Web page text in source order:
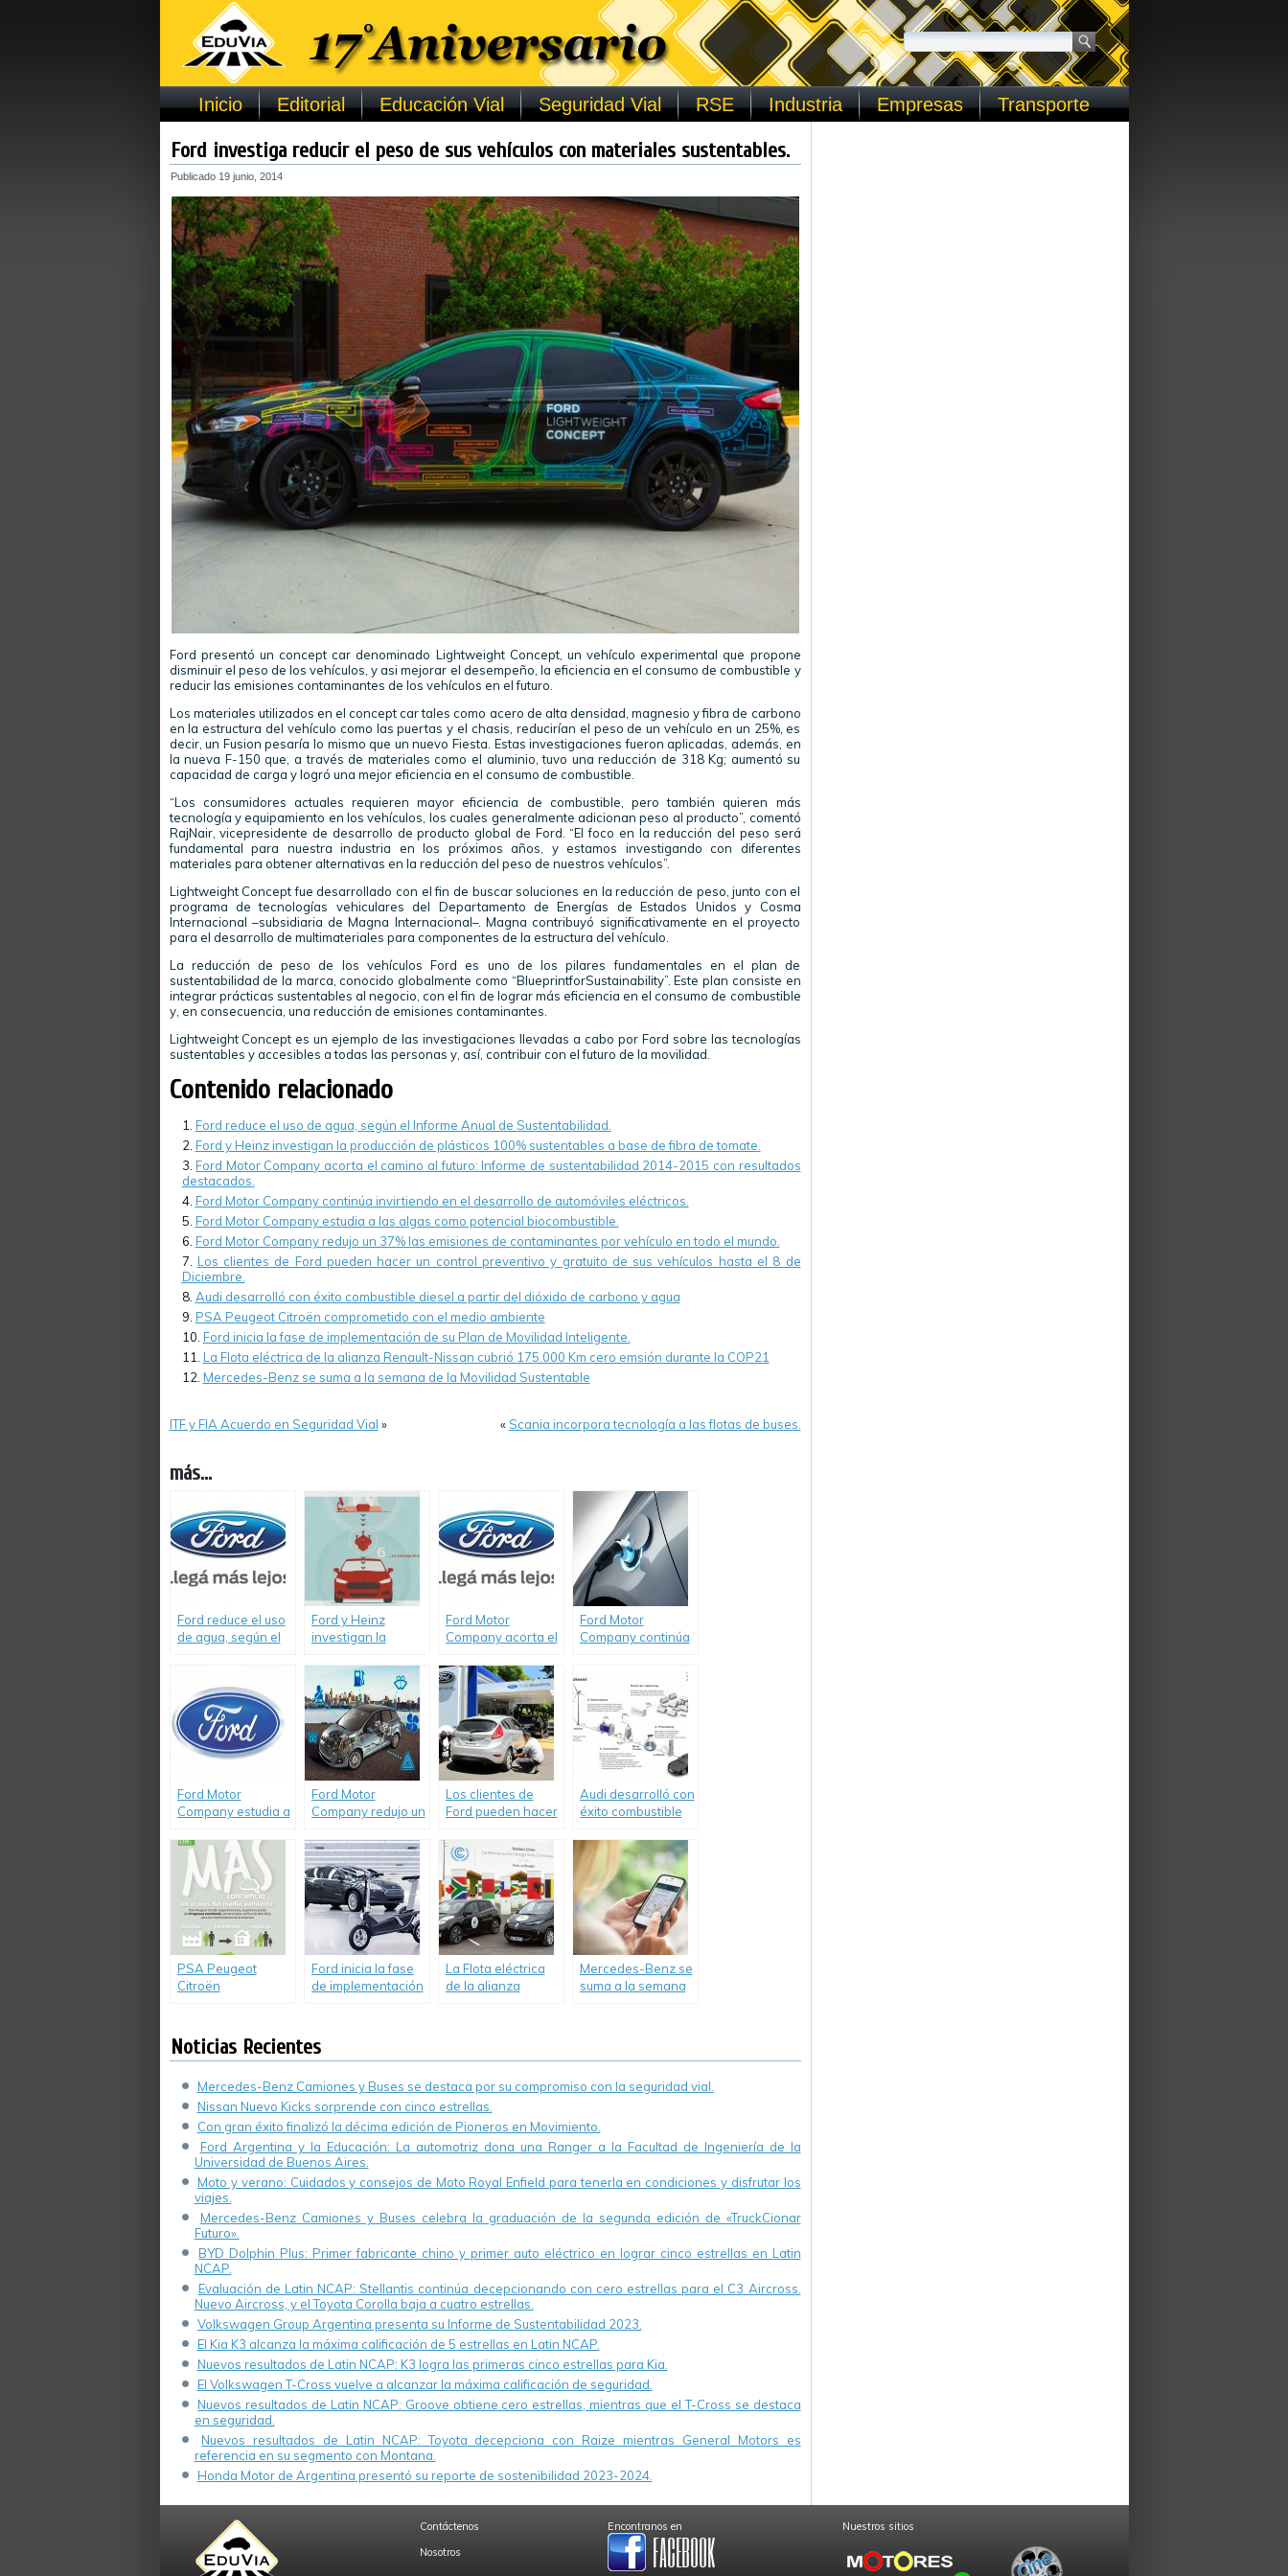
Inicio Editorial Educación Vial Seguridad Vial RSE Industria Empresas Transporte
Ford investiga reducir el peso de sus vehículos con materiales sustentables.
Publicado 19 junio, 2014
Ford presentó un concept car denominado Lightweight Concept, un vehículo experimental que propone
disminuir el peso de los vehículos, y asi mejorar el desempeño, la eficiencia en el consumo de combustible y
reducir las emisiones contaminantes de los vehículos en el futuro.
Los materiales utilizados en el concept car tales como acero de alta densidad, magnesio y fibra de carbono
en la estructura del vehículo como las puertas y el chasis, reducirían el peso de un vehículo en un 25%, es
decir, un Fusion pesaría lo mismo que un nuevo Fiesta. Estas investigaciones fueron aplicadas, además, en
la nueva F-150 que, a través de materiales como el aluminio, tuvo una reducción de 318 Kg; aumentó su
capacidad de carga y logró una mejor eficiencia en el consumo de combustible.
“Los consumidores actuales requieren mayor eficiencia de combustible, pero también quieren más
tecnología y equipamiento en los vehículos, los cuales generalmente adicionan peso al producto”, comentó
RajNair, vicepresidente de desarrollo de producto global de Ford. “El foco en la reducción del peso será
fundamental para nuestra industria en los próximos años, y estamos investigando con diferentes
materiales para obtener alternativas en la reducción del peso de nuestros vehículos”.
Lightweight Concept fue desarrollado con el fin de buscar soluciones en la reducción de peso, junto con el
programa de tecnologías vehiculares del Departamento de Energías de Estados Unidos y Cosma
Internacional –subsidiaria de Magna Internacional–. Magna contribuyó significativamente en el proyecto
para el desarrollo de multimateriales para componentes de la estructura del vehículo.
La reducción de peso de los vehículos Ford es uno de los pilares fundamentales en el plan de
sustentabilidad de la marca, conocido globalmente como “BlueprintforSustainability”. Este plan consiste en
integrar prácticas sustentables al negocio, con el fin de lograr más eficiencia en el consumo de combustible
y, en consecuencia, una reducción de emisiones contaminantes.
Lightweight Concept es un ejemplo de las investigaciones llevadas a cabo por Ford sobre las tecnologías
sustentables y accesibles a todas las personas y, así, contribuir con el futuro de la movilidad.
Contenido relacionado
Ford reduce el uso de agua, según el Informe Anual de Sustentabilidad.
Ford y Heinz investigan la producción de plásticos 100% sustentables a base de fibra de tomate.
Ford Motor Company acorta el camino al futuro: Informe de sustentabilidad 2014-2015 con resultados
destacados.
Ford Motor Company continúa invirtiendo en el desarrollo de automóviles eléctricos.
Ford Motor Company estudia a las algas como potencial biocombustible.
Ford Motor Company redujo un 37% las emisiones de contaminantes por vehículo en todo el mundo.
Los clientes de Ford pueden hacer un control preventivo y gratuito de sus vehículos hasta el 8 de
Diciembre.
Audi desarrolló con éxito combustible diesel a partir del dióxido de carbono y agua
PSA Peugeot Citroën comprometido con el medio ambiente
Ford inicia la fase de implementación de su Plan de Movilidad Inteligente.
La Flota eléctrica de la alianza Renault-Nissan cubrió 175.000 Km cero emsión durante la COP21
Mercedes-Benz se suma a la semana de la Movilidad Sustentable
ITF y FIA Acuerdo en Seguridad Vial » «Scania incorpora tecnología a las flotas de buses.
más...
Ford reduce el uso
de agua, según el
Ford y Heinz
investigan la
plásticos 100%
sustentables a
base de fibra de
tomate.
Ford Motor
Company acorta el
Informe de
sustentabilidad
2014-2015 con
resultados
destacados.
Ford Motor
Company continúa
automóviles
eléctricos.
Ford Motor
Company estudia a
potencial
biocombustible.
Ford Motor
Company redujo un
de contaminantes
por vehículo en
todo el mundo.
Los clientes de
Ford pueden hacer
preventivo y
gratuito de sus
vehículos hasta el
8 de Diciembre.
Audi desarrolló con
éxito combustible
dióxido de carbono
y agua
PSA Peugeot
Citroën
Ford inicia la fase
de implementación
La Flota eléctrica
de la alianza
Mercedes-Benz se
suma a la semana
Noticias Recientes
Mercedes-Benz Camiones y Buses se destaca por su compromiso con la seguridad vial.
Nissan Nuevo Kicks sorprende con cinco estrellas.
Con gran éxito finalizó la décima edición de Pioneros en Movimiento.
Ford Argentina y la Educación: La automotriz dona una Ranger a la Facultad de Ingeniería de la
Universidad de Buenos Aires.
Moto y verano: Cuidados y consejos de Moto Royal Enfield para tenerla en condiciones y disfrutar los
viajes.
Mercedes-Benz Camiones y Buses celebra la graduación de la segunda edición de «TruckCionar
Futuro».
BYD Dolphin Plus: Primer fabricante chino y primer auto eléctrico en lograr cinco estrellas en Latin
NCAP.
Evaluación de Latin NCAP: Stellantis continúa decepcionando con cero estrellas para el C3 Aircross.
Nuevo Aircross, y el Toyota Corolla baja a cuatro estrellas.
Volkswagen Group Argentina presenta su Informe de Sustentabilidad 2023.
El Kia K3 alcanza la máxima calificación de 5 estrellas en Latin NCAP.
Nuevos resultados de Latin NCAP: K3 logra las primeras cinco estrellas para Kia.
El Volkswagen T-Cross vuelve a alcanzar la máxima calificación de seguridad.
Nuevos resultados de Latin NCAP: Groove obtiene cero estrellas, mientras que el T-Cross se destaca
en seguridad.
Nuevos resultados de Latin NCAP: Toyota decepciona con Raize mientras General Motors es
referencia en su segmento con Montana.
Honda Motor de Argentina presentó su reporte de sostenibilidad 2023-2024.
Contáctenos
Nosotros
Encontranos en Nuestros sitios